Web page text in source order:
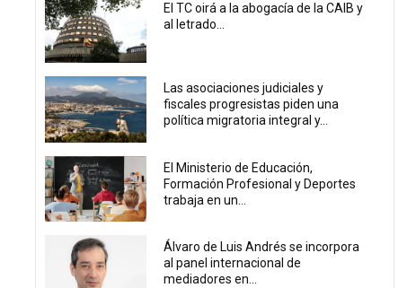
El TC oirá a la abogacía de la CAIB y
al letrado...
Las asociaciones judiciales y
fiscales progresistas piden una
política migratoria integral y...
El Ministerio de Educación,
Formación Profesional y Deportes
trabaja en un...
Álvaro de Luis Andrés se incorpora
al panel internacional de
mediadores en...